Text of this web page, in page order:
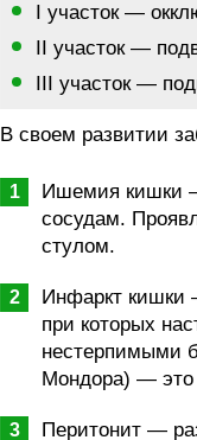
I участок —
II участок —
III участок —
В своем развитии
Ишемия кишки —
сосудам.
стулом.
Инфаркт кишки
при которых
нестерпимыми
Мондора) — это
Перитонит —